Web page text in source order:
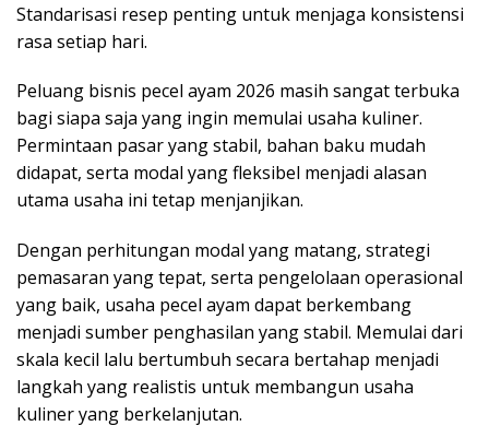
Standarisasi resep penting untuk menjaga konsistensi
rasa setiap hari.
Peluang bisnis pecel ayam 2026 masih sangat terbuka
bagi siapa saja yang ingin memulai usaha kuliner.
Permintaan pasar yang stabil, bahan baku mudah
didapat, serta modal yang fleksibel menjadi alasan
utama usaha ini tetap menjanjikan.
Dengan perhitungan modal yang matang, strategi
pemasaran yang tepat, serta pengelolaan operasional
yang baik, usaha pecel ayam dapat berkembang
menjadi sumber penghasilan yang stabil. Memulai dari
skala kecil lalu bertumbuh secara bertahap menjadi
langkah yang realistis untuk membangun usaha
kuliner yang berkelanjutan.